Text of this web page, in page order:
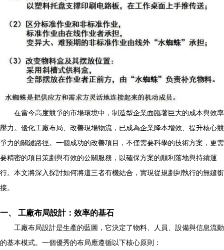
在當今高度競爭的市場環境中，制造型企業面臨著巨大的成本與效率
壓力。優化工廠布局、改善現場物流，已成為企業降本增效、提升核心競
爭力的關鍵路徑。一個成功的改善項目，不僅需要科學的技術方案，更需
要精密的項目策劃與有效的公關服務，以確保方案的順利落地與持續運
行。本文將深入探討如何將這三者有機結合，實現從規劃到執行的無縫銜
接。
一、 工廠布局設計：效率的基石
工廠布局設計是生產的藍圖，它決定了物料、人員、設備與信息流動
的基本模式。一個優秀的布局應遵循以下核心原則：